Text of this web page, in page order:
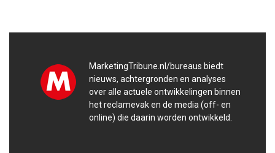
MarketingTribune.nl/bureaus biedt
nieuws, achtergronden en analyses
over alle actuele ontwikkelingen binnen
het reclamevak en de media (off- en
online) die daarin worden ontwikkeld.